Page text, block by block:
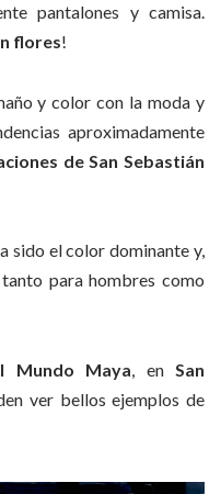
pantalones y camisa.
flores!
y color con la moda y
aproximadamente
de San Sebastián
sido el color dominante y,
para hombres como
Mundo Maya , en San
ver bellos ejemplos de